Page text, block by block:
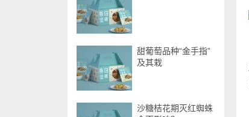
甜葡萄品种“金手指”
及其栽
沙糖桔花期灭红蜘蛛